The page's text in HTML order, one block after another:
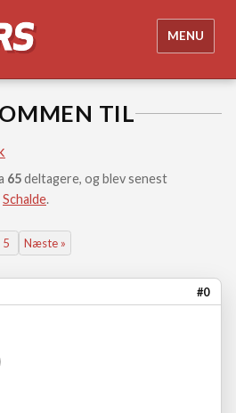
MENU
TIL
65deltagere, og blev senest
Schalde.
5 Næste »
#0